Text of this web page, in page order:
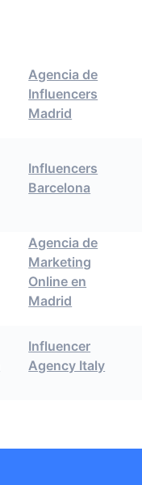
Agencia de
Influencers
Madrid
Influencers
Barcelona
Agencia de
Marketing
Online en
Madrid
Influencer
Agency Italy